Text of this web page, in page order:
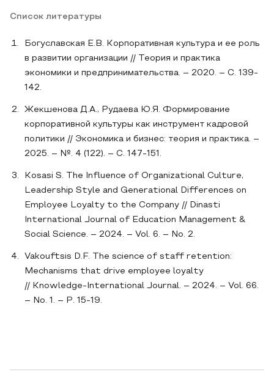
Список литературы
Богуславская Е.В. Корпоративная культура и ее роль
в развитии организации // Теория и практика
экономики и предпринимательства. – 2020. – С. 139-
142.
Жекшенова Д.А., Рудаева Ю.Я. Формирование
корпоративной культуры как инструмент кадровой
политики // Экономика и бизнес: теория и практика. –
2025. – №. 4 (122). – С. 147-151.
Kosasi S. The Influence of Organizational Culture,
Leadership Style and Generational Differences on
Employee Loyalty to the Company // Dinasti
International Journal of Education Management &
Social Science. – 2024. – Vol. 6. – No. 2.
Vakouftsis D.F. The science of staff retention:
Mechanisms that drive employee loyalty
// Knowledge-International Journal. – 2024. – Vol. 66.
– No. 1. – P. 15-19.